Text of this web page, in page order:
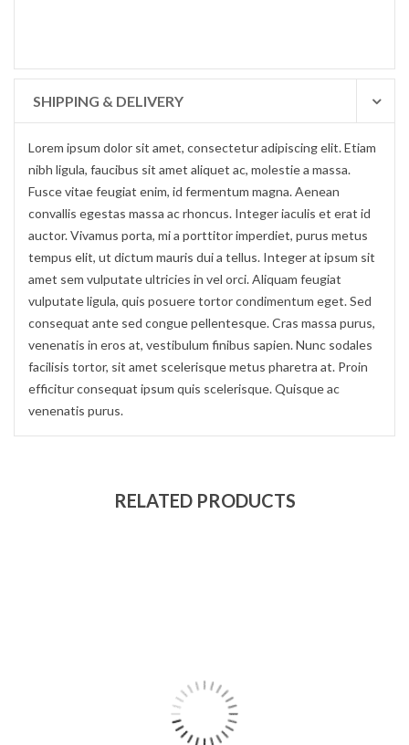
SHIPPING & DELIVERY
Lorem ipsum dolor sit amet, consectetur adipiscing elit. Etiam
nibh ligula, faucibus sit amet aliquet ac, molestie a massa.
Fusce vitae feugiat enim, id fermentum magna. Aenean
convallis egestas massa ac rhoncus. Integer iaculis et erat id
auctor. Vivamus porta, mi a porttitor imperdiet, purus metus
tempus elit, ut dictum mauris dui a tellus. Integer at ipsum sit
amet sem vulputate ultricies in vel orci. Aliquam feugiat
vulputate ligula, quis posuere tortor condimentum eget. Sed
consequat ante sed congue pellentesque. Cras massa purus,
venenatis in eros at, vestibulum finibus sapien. Nunc sodales
facilisis tortor, sit amet scelerisque metus pharetra at. Proin
efficitur consequat ipsum quis scelerisque. Quisque ac
venenatis purus.
RELATED PRODUCTS